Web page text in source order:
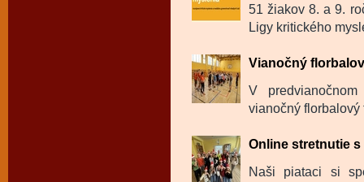
51 žiakov 8. a 9.
Ligy kritického
Vianočný
V
vianočný florbalový
Online stretnutie
Naši piataci si